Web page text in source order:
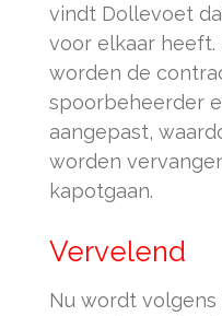
vindt Dollevoet
voor elkaar heeft.
worden de
spoorbeheerder
aangepast,
worden
kapotgaan.
Vervelend
Nu wordt